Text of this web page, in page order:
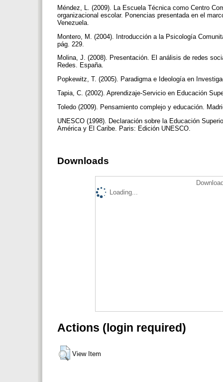
Méndez, L. (2009). La Escuela Técnica como Centro
organizacional escolar. Ponencias presentada en el
Venezuela.
Montero, M. (2004). Introducción a la Psicología
pág. 229.
Molina, J. (2008). Presentación. El análisis de redes
Redes. España.
Popkewitz, T. (2005). Paradigma e Ideología en
Tapia, C. (2002). Aprendizaje-Servicio en Educación
Toledo (2009). Pensamiento complejo y educación.
UNESCO (1998). Declaración sobre la Educación
América y El Caribe. Paris: Edición UNESCO.
Downloads
Loading...
Actions (login required)
View Item